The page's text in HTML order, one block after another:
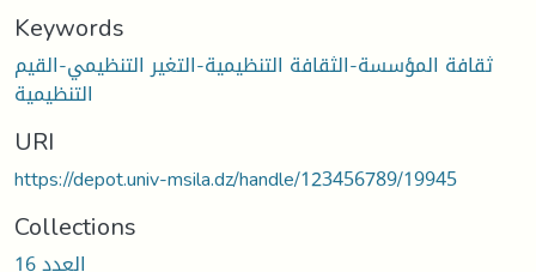
Keywords
ثقافة المؤسسة-الثقافة التنظيمية-التغير التنظيمي-القيم
التنظيمية
URI
https://depot.univ-msila.dz/handle/123456789/19945
Collections
العدد 16